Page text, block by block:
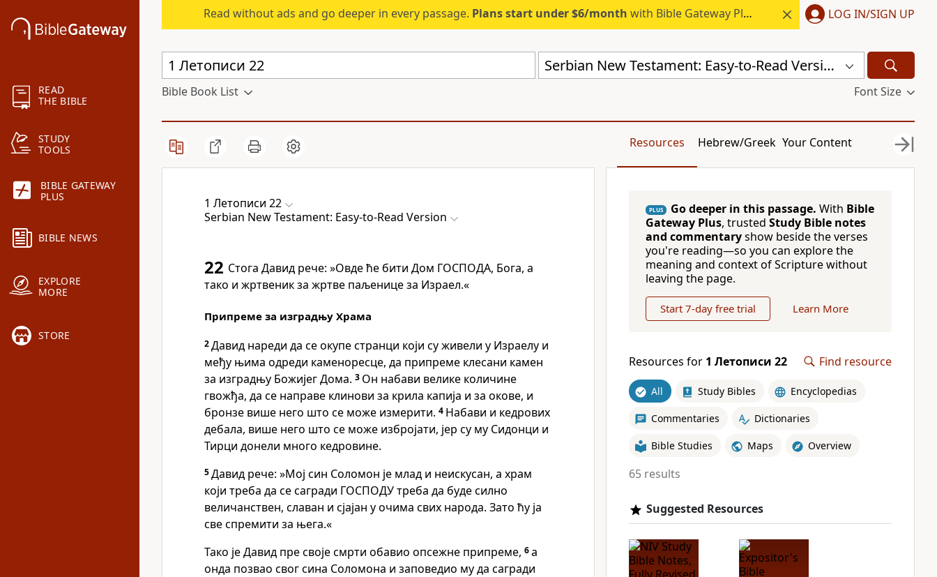
READ
THE BIBLE
STUDY
TOOLS
BIBLE GATEWAY
PLUS
BIBLE NEWS
EXPLORE
MORE
STORE
Read without ads and go deeper in every passage. Plans start under $6/month with Bible Gateway Plus. LOG IN/SIGN UP
Serbian New Testament: Easy-to-Read Version (ERV-SR)
Bible Book List Font Size
Resources Hebrew/Greek Your Content
1 Летописи 22
Serbian New Testament: Easy-to-Read Version
22 Стога Давид рече: »Овде ће бити Дом ГОСПОДА, Бога, а
тако и жртвеник за жртве паљенице за Израел.«
Припреме за изградњу Храма
2Давид нареди да се окупе странци који су живели у Израелу и
међу њима одреди каменоресце, да припреме клесани камен
за изградњу Божијег Дома. 3 Он набави велике количине
гвожђа, да се направе клинови за крила капија и за окове, и
бронзе више него што се може измерити. 4 Набави и кедрових
дебала, више него што се може избројати, јер су му Сидонци и
Тирци донели много кедровине.
5Давид рече: »Мој син Соломон је млад и неискусан, а храм
који треба да се сагради ГОСПОДУ треба да буде силно
величанствен, славан и сјајан у очима свих народа. Зато ћу ја
све спремити за њега.«
Тако је Давид пре своје смрти обавио опсежне припреме, 6а
онда позвао свог сина Соломона и заповедио му да сагради
PLUS Go deeper in this passage. With Bible
Gateway Plus, trusted Study Bible notes
and commentaryshow beside the verses
you're reading—so you can explore the
meaning and context of Scripture without
leaving the page.
Start 7-day free trial Learn More
Resources for 1 Летописи 22 Find resource
All Study Bibles Encyclopedias
Commentaries Dictionaries
Bible Studies Maps Overview
65 results
Suggested Resources